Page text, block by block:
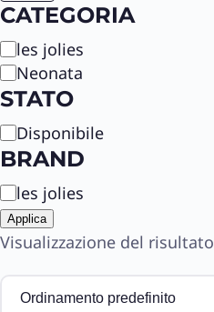
CATEGORIA
C
a
t
e
g
o
r
i
a
les jolies
Neonata
STATO
S
t
t
o
Disponibile
BRAND
B
r
a
les jolies
Applica
Visualizzazione del risultato